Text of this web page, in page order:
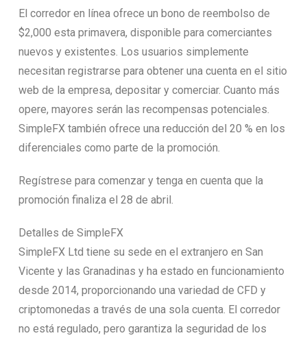
El corredor en línea ofrece un bono de reembolso de
$2,000 esta primavera, disponible para comerciantes
nuevos y existentes. Los usuarios simplemente
necesitan registrarse para obtener una cuenta en el sitio
web de la empresa, depositar y comerciar. Cuanto más
opere, mayores serán las recompensas potenciales.
SimpleFX también ofrece una reducción del 20 % en los
diferenciales como parte de la promoción.
Regístrese para comenzar y tenga en cuenta que la
promoción finaliza el 28 de abril.
Detalles de SimpleFX
SimpleFX Ltd tiene su sede en el extranjero en San
Vicente y las Granadinas y ha estado en funcionamiento
desde 2014, proporcionando una variedad de CFD y
criptomonedas a través de una sola cuenta. El corredor
no está regulado, pero garantiza la seguridad de los